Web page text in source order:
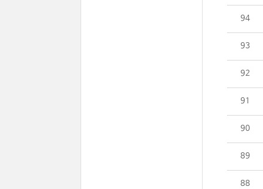
94
93
92
91
90
89
88